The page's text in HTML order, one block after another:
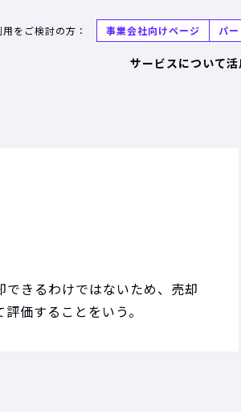
用をご検討の方： 事業会社向けページ パ
サービスについて
きるわけではないため、売却
価することをいう。